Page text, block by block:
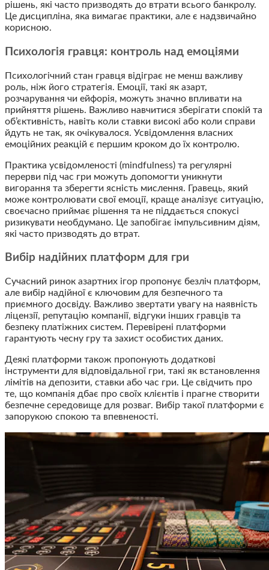
рішень, які часто призводять до втрати всього банкролу.
Це дисципліна, яка вимагає практики, але є надзвичайно
корисною.
Психологія гравця: контроль над емоціями
Психологічний стан гравця відіграє не менш важливу
роль, ніж його стратегія. Емоції, такі як азарт,
розчарування чи ейфорія, можуть значно впливати на
прийняття рішень. Важливо навчитися зберігати спокій та
об’єктивність, навіть коли ставки високі або коли справи
йдуть не так, як очікувалося. Усвідомлення власних
емоційних реакцій є першим кроком до їх контролю.
Практика усвідомленості (mindfulness) та регулярні
перерви під час гри можуть допомогти уникнути
вигорання та зберегти ясність мислення. Гравець, який
може контролювати свої емоції, краще аналізує ситуацію,
своєчасно приймає рішення та не піддається спокусі
ризикувати необдумано. Це запобігає імпульсивним діям,
які часто призводять до втрат.
Вибір надійних платформ для гри
Сучасний ринок азартних ігор пропонує безліч платформ,
але вибір надійної є ключовим для безпечного та
приємного досвіду. Важливо звертати увагу на наявність
ліцензії, репутацію компанії, відгуки інших гравців та
безпеку платіжних систем. Перевірені платформи
гарантують чесну гру та захист особистих даних.
Деякі платформи також пропонують додаткові
інструменти для відповідальної гри, такі як встановлення
лімітів на депозити, ставки або час гри. Це свідчить про
те, що компанія дбає про своїх клієнтів і прагне створити
безпечне середовище для розваг. Вибір такої платформи є
запорукою спокою та впевненості.